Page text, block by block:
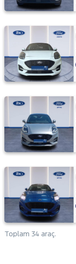
SSANGYONG
SUBARU
TOGG
TOYOTA
TRAKTÖR
VOLKSWAGEN
VOLVO
Toplam 34 araç.